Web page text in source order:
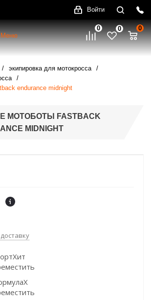
Войти
Меню
0 0 0
экипировка для мотокросса
endurance midnight
МОТОБОТЫ FASTBACK
MIDNIGHT